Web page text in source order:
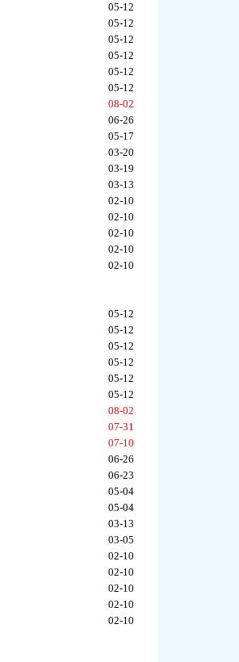
05-12
05-12
05-12
05-12
05-12
05-12
08-02
06-26
05-17
03-20
03-19
03-13
02-10
02-10
02-10
02-10
02-10
05-12
05-12
05-12
05-12
05-12
05-12
08-02
07-31
07-10
06-26
06-23
05-04
05-04
03-13
03-05
02-10
02-10
02-10
02-10
02-10